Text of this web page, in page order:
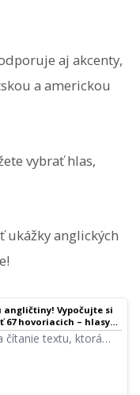
aj akcenty,
a americkou
vybrať hlas,
ukážky anglických
angličtiny! Vypočujte si
67 hovoriacich – hlasy
chlapcov!
čítanie textu, ktorá